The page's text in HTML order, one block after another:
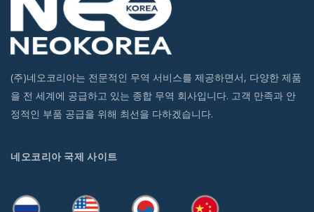
(주)네오코리아는 전문적인 무역 서비스를 제공하면서, 다양한 제품
을 전 세계에 공급하고 있는 종합 무역 회사입니다. 고객 만족과 안
정적인 부품 공급을 위해 최선을 다하겠습니다.
네오코리아 국제 사이트